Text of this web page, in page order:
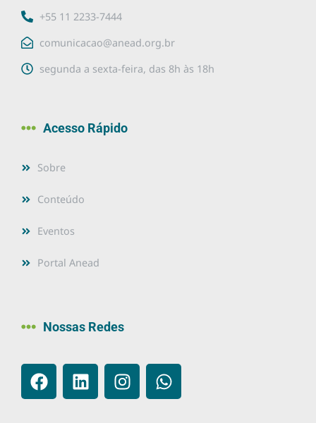
+55 11 2233-7444
comunicacao@anead.org.br
segunda a sexta-feira, das 8h às 18h
Acesso Rápido
Sobre
Conteúdo
Eventos
Portal Anead
Nossas Redes